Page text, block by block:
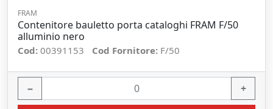
FRAM
Contenitore bauletto porta cataloghi FRAM F/50
alluminio nero
Cod: 00391153 Cod Fornitore: F/50
− +